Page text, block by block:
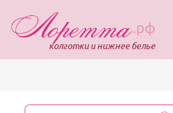
.рф
колготки и нижнее белье